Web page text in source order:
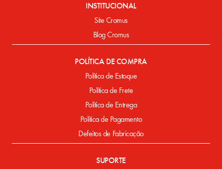
INSTITUCIONAL
Site Cromus
Blog Cromus
POLÍTICA DE COMPRA
Política de Estoque
Política de Frete
Política de Entrega
Política de Pagamento
Defeitos de Fabricação
SUPORTE